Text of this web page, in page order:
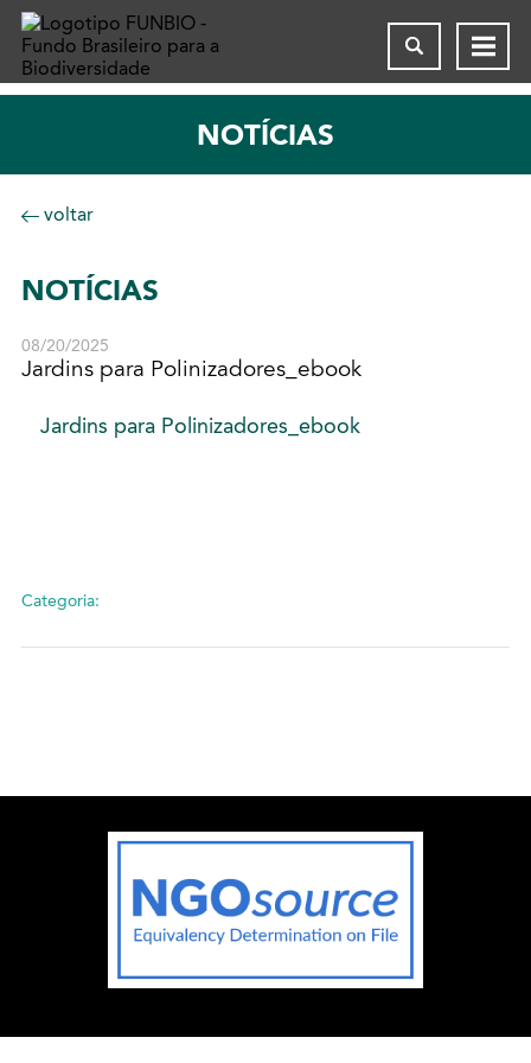
NOTÍCIAS
voltar
NOTÍCIAS
08/20/2025
Jardins para Polinizadores_ebook
Jardins para Polinizadores_ebook
Categoria: